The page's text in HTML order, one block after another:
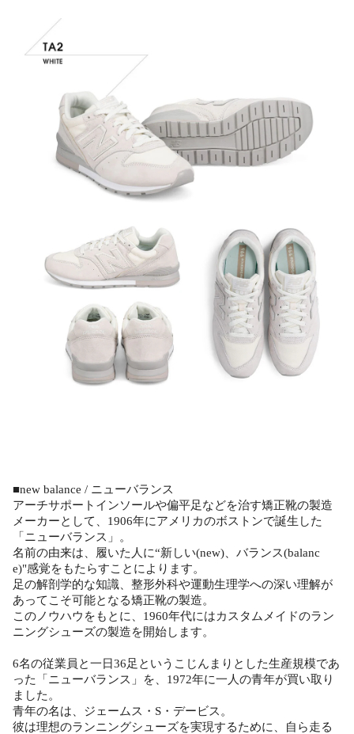
■new balance / ニューバランス
アーチサポートインソールや偏平足などを治す矯正靴の製造
メーカーとして、1906年にアメリカのボストンで誕生した
「ニューバランス」。
名前の由来は、履いた人に“新しい(new)、バランス(balanc
e)"感覚をもたらすことによります。
足の解剖学的な知識、整形外科や運動生理学への深い理解が
あってこそ可能となる矯正靴の製造。
このノウハウをもとに、1960年代にはカスタムメイドのラン
ニングシューズの製造を開始します。
6名の従業員と一日36足というこじんまりとした生産規模であ
った「ニューバランス」を、1972年に一人の青年が買い取り
ました。
青年の名は、ジェームス・S・デービス。
彼は理想のランニングシューズを実現するために、自ら走る